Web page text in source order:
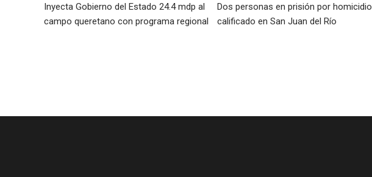
Inyecta Gobierno del Estado 24.4 mdp al
campo queretano con programa regional
Dos personas en prisión por homicidio
calificado en San Juan del Río